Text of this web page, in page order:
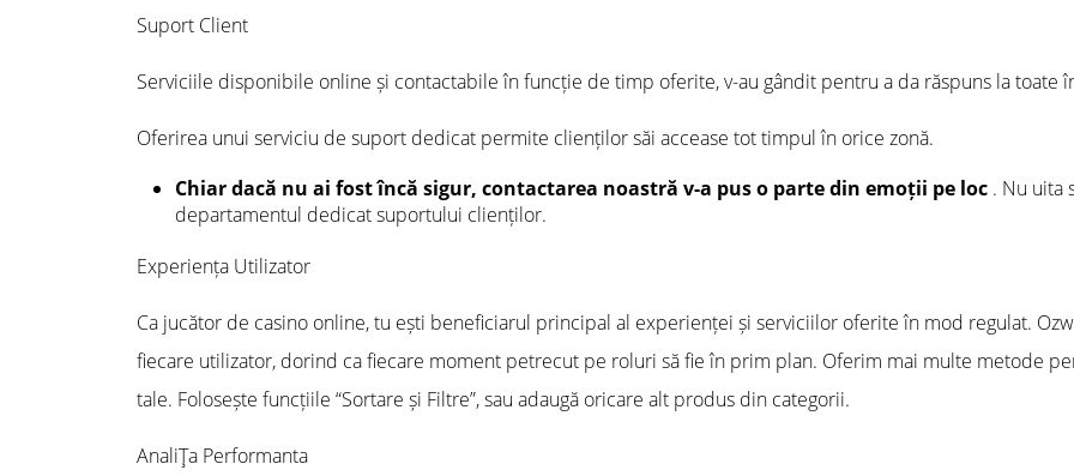
Suport Client
Serviciile disponibile online și contactabile în funcție de timp oferite, v-au gândit pentru a da răspuns la toate
Oferirea unui serviciu de suport dedicat permite clienților săi accease tot timpul în orice zonă.
Chiar dacă nu ai fost încă sigur, contactarea noastră v-a pus o parte din emoții pe loc . Nu uita
departamentul dedicat suportului clienților.
Experiența Utilizator
Ca jucător de casino online, tu ești beneficiarul principal al experienței și serviciilor oferite în mod regulat.
fiecare utilizator, dorind ca fiecare moment petrecut pe roluri să fie în prim plan. Oferim mai multe metode
tale. Folosește funcțiile “Sortare și Filtre”, sau adaugă oricare alt produs din categorii.
AnaliŢa Performanta